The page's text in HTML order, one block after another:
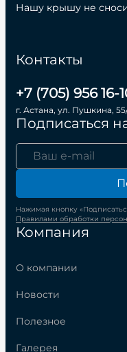
Компания
О компании
Новости
Полезное
Галерея
Контакты
+7 (705) 956 16-
г. Астана, ул. Пушкина,
Подписаться
Нажимая кнопку
Правилами обработки
Нашу крышу не